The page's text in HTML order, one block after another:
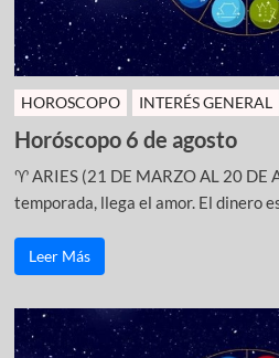
HOROSCOPO INTERÉS GENERAL
Horóscopo 6 de agosto
♈ ARIES (21 DE MARZO AL 20 DE
temporada, llega el amor. El dinero
Leer Más